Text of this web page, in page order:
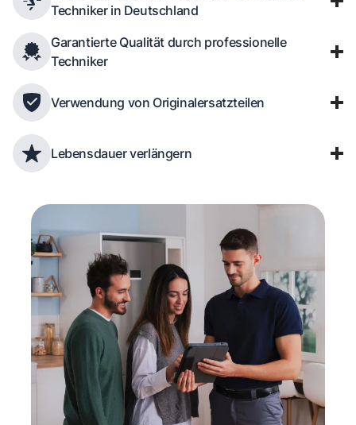
Techniker in Deutschland
Garantierte Qualität durch professionelle
Techniker
Verwendung von Originalersatzteilen
Lebensdauer verlängern